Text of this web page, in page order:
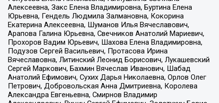
Алексеевна, Закс Елена Владимировна, Буртина Елена
Юрьевна, Гендель Людмила Залмановна, Кокорина
Екатерина Алексеевна, Шуманов Илья Вячеславович,
Арапова Галина Юрьевна, Свечников Анатолий Мариевич,
Прохоров Вадим Юрьевич, Шахова Елена Владимировна,
Подузов Сергей Васильевич, Протасова Ирина
Вячеславовна, Литинский Леонид Борисович, Лукашевский
Сергей Маркович, Бахмин Вячеслав Иванович, Шабад
Анатолий Ефимович, Сухих Дарья Николаевна, Орлов Олег
Петрович, Добровольская Анна Дмитриевна, Королева
Александра Евгеньевна, Смирнов Владимир